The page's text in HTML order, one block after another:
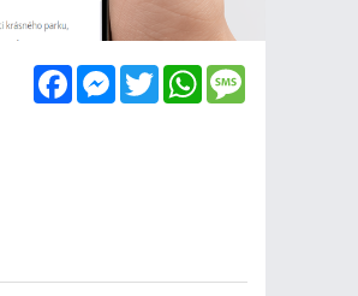
FacebookMessenger
TwitterWhatsApp